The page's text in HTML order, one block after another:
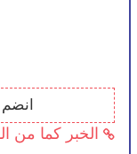
الخبر كما من